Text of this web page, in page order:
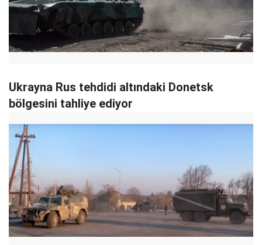
Ukrayna Rus tehdidi altındaki Donetsk
bölgesini tahliye ediyor